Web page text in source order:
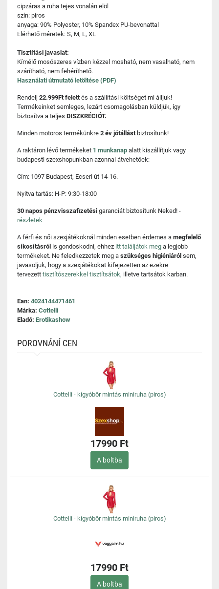
cipzáras a ruha tejes vonalán elöl
szín: piros
anyaga: 90% Polyester, 10% Spandex PU-bevonattal
Elérhető méretek: S, M, L, XL
Tisztítási javaslat:
Kímélő mosószeres vízben kézzel mosható, nem vasalható, nem
szárítható, nem fehéríthető.
Használati útmutató letöltése (PDF)
Rendelj 22.999Ft felettés a szállítási költséget mi álljuk!
Termékeinket semleges, lezárt csomagolásban küldjük, így
biztosítva a teljes DISZKRÉCIÓT.
Minden motoros termékünkre 2 év jótállást biztosítunk!
A raktáron lévő termékeket 1 munkanap alatt kiszállítjuk vagy
budapesti szexshopunkban azonnal átvehetőek:
Cím: 1097 Budapest, Ecseri út 14-16.
Nyitva tartás: H-P: 9:30-18:00
30 napos pénzvisszafizetési garanciát biztosítunk Neked! -
részletek
A férfi és női szexjátékoknál minden esetben érdemes a megfelelő
síkosításról is gondoskodni, ehhez itt találjátok meg a legjobb
termékeket. Ne feledkezzetek meg a szükséges higiéniáról sem,
javasoljuk, hogy a szexjátékokat kifejezetten az ezekre
tervezett tisztítószerekkel tisztítsátok, illetve tartsátok karban.
Ean: 4024144471461
Márka: Cottelli
Eladó: Erotikashow
POROVNÁNÍ CEN
Cottelli - kígyóbőr mintás miniruha (piros)
17990 Ft
A boltba
Cottelli - kígyóbőr mintás miniruha (piros)
17990 Ft
A boltba